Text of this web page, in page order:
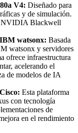
V4: Diseñado para
y de simulación.
NVIDIA Blackwell
watsonx: Basada
watsonx y servidores
ofrece infraestructura
acelerando el
de modelos de IA
Esta plataforma
con tecnología
de
en el rendimiento